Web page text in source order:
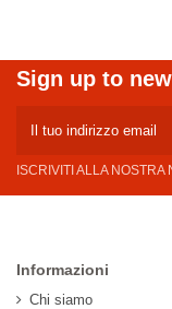
Sign up to
ISCRIVITI ALLA
Informazioni
Chi siamo